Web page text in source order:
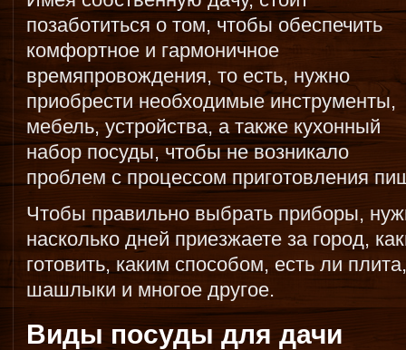
позаботиться о том, чтобы обеспечить
комфортное и гармоничное
времяпровождения, то есть, нужно
приобрести необходимые инструменты,
мебель, устройства, а также кухонный
набор посуды, чтобы не возникало
проблем с процессом приготовления
Чтобы правильно выбрать приборы,
насколько дней приезжаете за город,
готовить, каким способом, есть ли
шашлыки и многое другое.
Виды посуды для дачи